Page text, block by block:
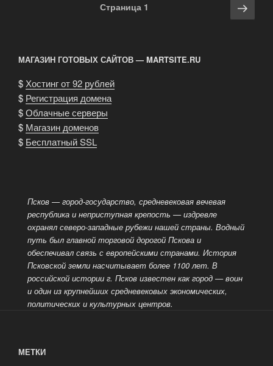
Страница 1
МАГАЗИН ГОТОВЫХ САЙТОВ — MARTSITE.RU
$ Хостинг от 92 рублей
$ Регистрация домена
$Облачные серверы
$ Магазин доменов
$ Бесплатный SSL
Псков — город-государство, средневековая вечевая
республика и неприступная крепость — издревле
охранял северо-западные рубежи нашей страны. Водный
путь был главной торговой дорогой Пскова и
обеспечивал связь с европейскими странами. История
Псковской земли насчитывает более 1100 лет. В
российской истории г. Псков известен как город — воин
и один из крупнейших средневековых экономических,
политических и культурных центров.
МЕТКИ